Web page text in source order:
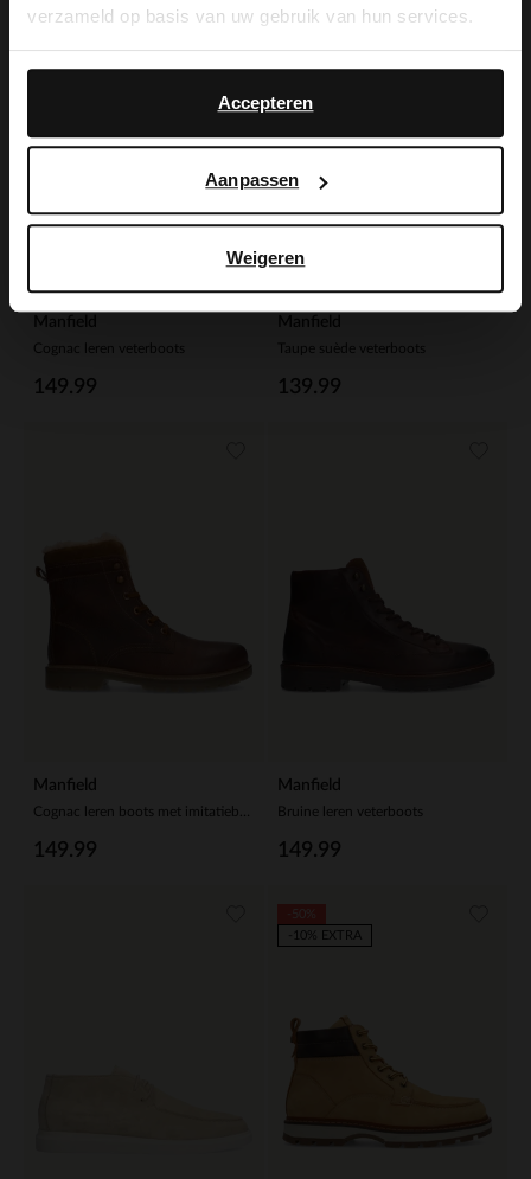
verzameld op basis van uw gebruik van hun services.
Accepteren
Aanpassen
Weigeren
Manfield
Cognac leren veterboots
149.99
Taupe suède veterboots
139.99
Manfield
149.99
Manfield
Bruine leren veterboots
149.99
-10% EXTRA
English